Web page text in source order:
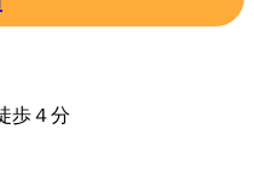
歩４分